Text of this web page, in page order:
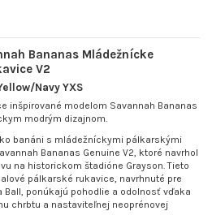
Bananas Mládežnícke
V2
Navy YXS
inšpirované modelom Savannah Bananas
modrým dizajnom.
banáni s mládežníckymi pálkarskými
Bananas Genuine V2, ktoré navrhol
na historickom štadióne Grayson. Tieto
pálkarské rukavice, navrhnuté pre
Ball, ponúkajú pohodlie a odolnosť vďaka
chrbtu a nastaviteľnej neoprénovej